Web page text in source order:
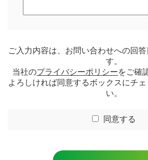
ご入力内容は、お問い合わせへの回
す。
当社のプライバシーポリシーをご確
よろしければ同意するボックスにチ
い。
同意する